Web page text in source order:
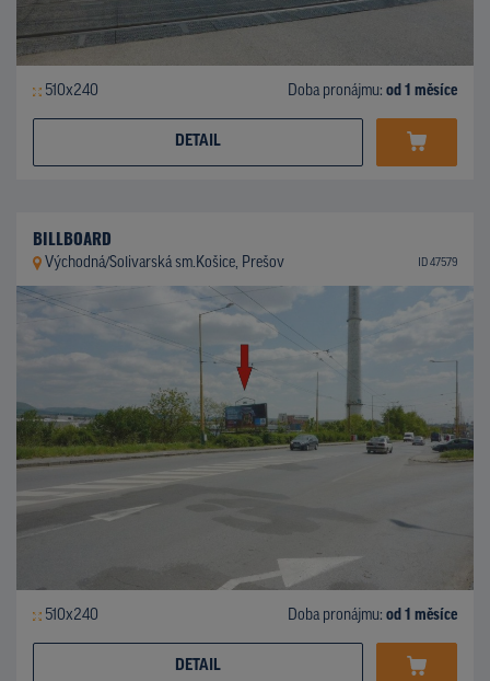
510x240 Doba pronájmu: od 1 měsíce
DETAIL
BILLBOARD
Východná/Solivarská sm.Košice, Prešov ID 47579
510x240 Doba pronájmu: od 1 měsíce
DETAIL